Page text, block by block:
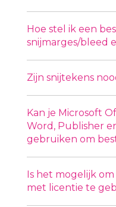
Hoe stel ik een
snijmarges/bleed
Zijn snijtekens
Kan je Microsoft
Word, Publisher
gebruiken om
Is het mogelijk
met licentie te